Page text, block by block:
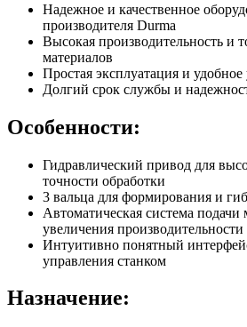
Надежное и качественное
производителя Durma
Высокая производительность и
материалов
Простая эксплуатация и
Долгий срок службы и
Особенности:
Гидравлический привод для
точности обработки
3 вальца для формирования и
Автоматическая система подачи
увеличения производительности
Интуитивно понятный
управления станком
Назначение: